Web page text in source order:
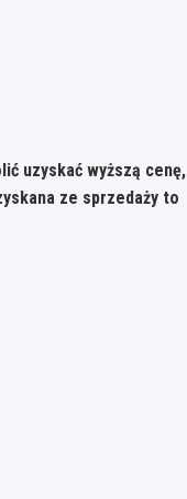
uzyskać wyższą cenę,
ze sprzedaży to